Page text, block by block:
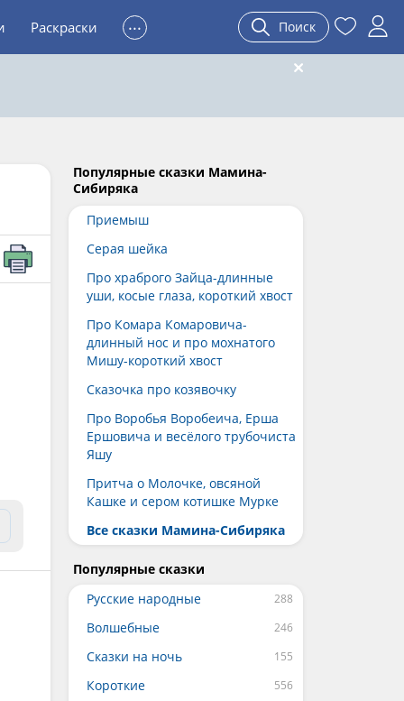
Раскраски ... Поиск
Популярные сказки Мамина-
Сибиряка
Приемыш
Серая шейка
Про храброго Зайца-длинные
уши, косые глаза, короткий хвост
Про Комара Комаровича-
длинный нос и про мохнатого
Мишу-короткий хвост
Сказочка про козявочку
Про Воробья Воробеича, Ерша
Ершовича и весёлого трубочиста
Яшу
Притча о Молочке, овсяной
Кашке и сером котишке Мурке
Все сказки Мамина-Сибиряка
Популярные сказки
Русские народные
Волшебные
Сказки на ночь
Короткие